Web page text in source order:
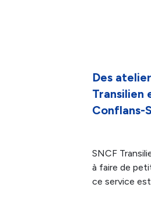
Des
Transilien
Conflans-
SNCF
à faire de
ce service